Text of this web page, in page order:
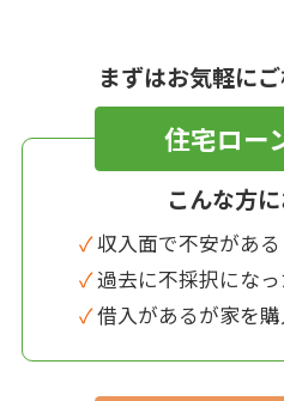
まずはお気軽に
住宅ロー
こんな方
✓ 収入面で不安がある
✓ 過去に不採択にな
✓ 借入があるが家を